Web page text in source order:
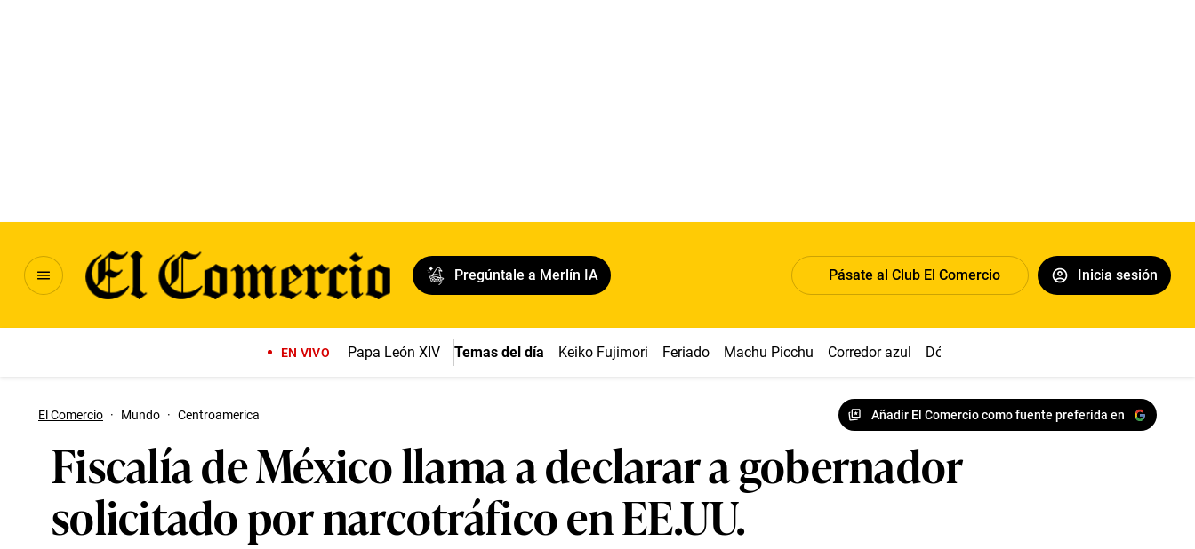
Pregúntale a Merlín IA Pásate al Club El Comercio Inicia sesión
EN VIVO Papa León XIV Temas del día Keiko Fujimori Feriado Machu Picchu Corredor azul Dólar
El Comercio · Mundo · Centroamerica Añadir El Comercio como fuente preferida en
Fiscalía de México llama a declarar a gobernador
solicitado por narcotráfico en EE.UU.